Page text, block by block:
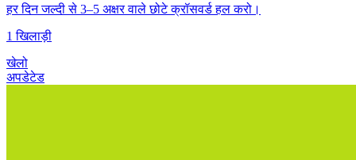
हर दिन जल्दी से 3–5 अक्षर वाले छोटे क्रॉसवर्ड हल करो।
1 खिलाड़ी
खेलो
अपडेटेड